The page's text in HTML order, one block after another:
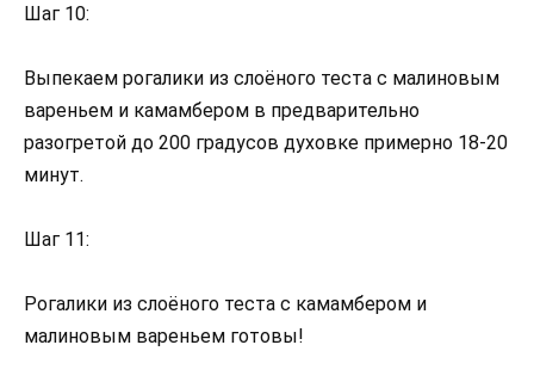
Шаг 10:
Выпекаем рогалики из слоёного теста с малиновым
вареньем и камамбером в предварительно
разогретой до 200 градусов духовке примерно 18-20
минут.
Шаг 11:
Рогалики из слоёного теста с камамбером и
малиновым вареньем готовы!